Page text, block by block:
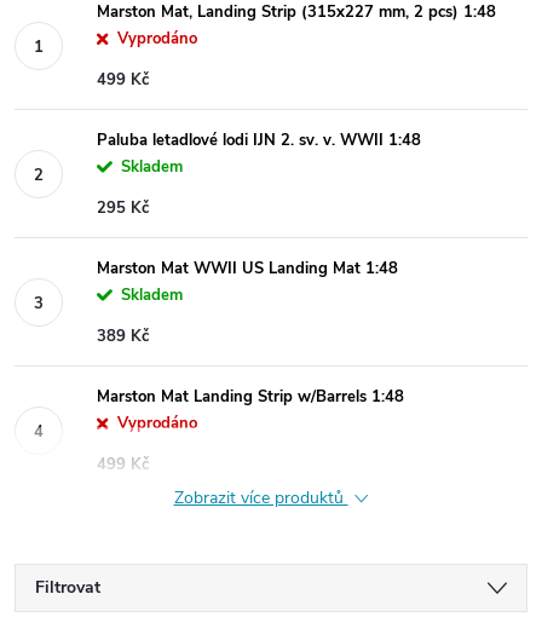
Marston Mat, Landing Strip (315x227 mm, 2 pcs) 1:48
Vyprodáno
499 Kč
Paluba letadlové lodi IJN 2. sv. v. WWII 1:48
Skladem
295 Kč
Marston Mat WWII US Landing Mat 1:48
Skladem
389 Kč
Marston Mat Landing Strip w/Barrels 1:48
Vyprodáno
499 Kč
Zobrazit více produktů
Filtrovat